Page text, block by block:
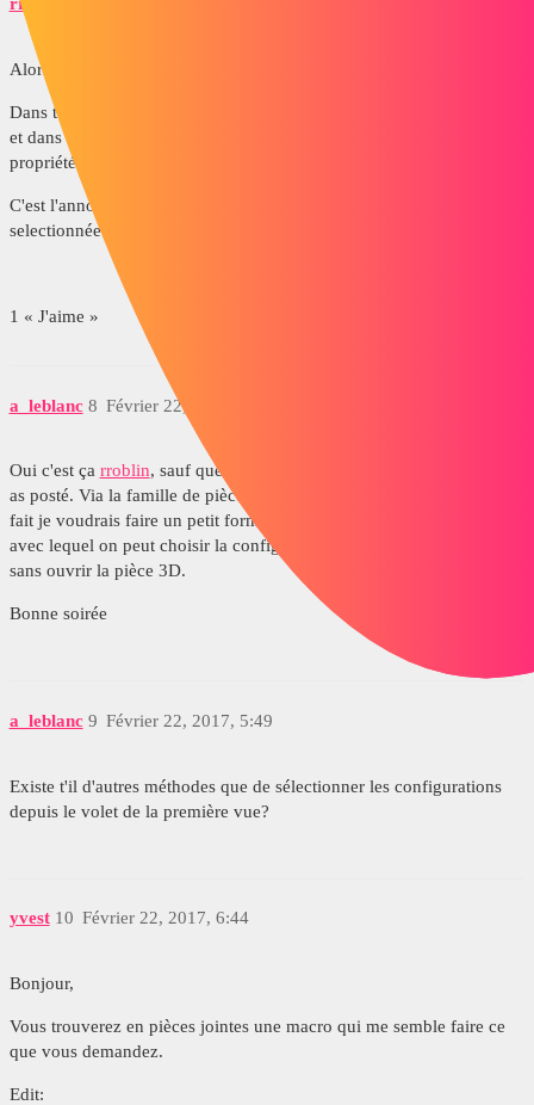
rroblin
Alors si j'ai bien compris ;-) , c'est l'inverse qu'il faut que tu fasses.
Dans ton 3D (pièce ou assemblage) tu vas dans propriété du fichier
et dans l'onglet spécifique à la configuration, tu pourras créé des
propriétés spécifiques que tu récupéreras dans ton annotation.
C'est l'annotation qui changera en fonction de la configuration
selectionnée
1 « J'aime »
a_leblanc Février 22, 2017, 4:52
8
Oui c'est ça rroblin, sauf que je voudrais faire l'inverse de se que tu
as posté. Via la famille de pièce je n'ai pas trouvé comment faire. En
fait je voudrais faire un petit formulaire qui se rempli dans la MEP
avec lequel on peut choisir la configuration à sélectionner, tout ça
sans ouvrir la pièce 3D.
Bonne soirée
a_leblanc Février 22, 2017, 5:49
9
Existe t'il d'autres méthodes que de sélectionner les configurations
depuis le volet de la première vue?
yvest Février 22, 2017, 6:44
10
Bonjour,
Vous trouverez en pièces jointes une macro qui me semble faire ce
que vous demandez.
Edit: